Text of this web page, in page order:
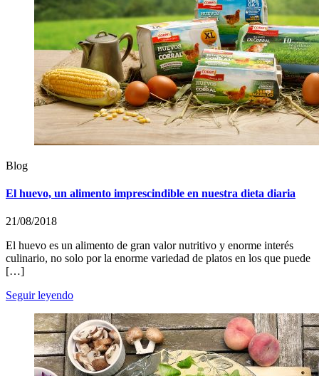
Blog
El huevo, un alimento imprescindible en nuestra dieta diaria
21/08/2018
El huevo es un alimento de gran valor nutritivo y enorme interés
culinario, no solo por la enorme variedad de platos en los que puede
[…]
Seguir leyendo